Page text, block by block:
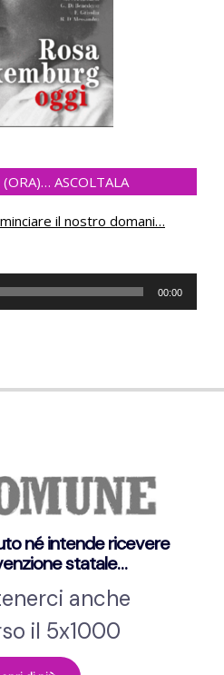
ASCOLTALA
il nostro domani…
00:00
né intende ricevere
statale…
anche
il 5x1000